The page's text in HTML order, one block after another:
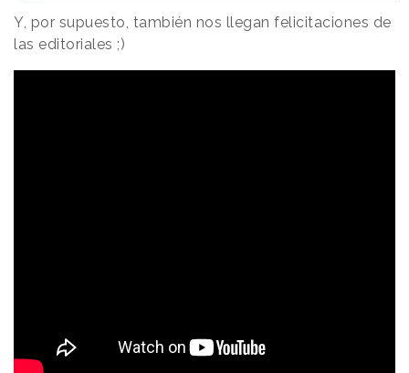
Y, por supuesto, también nos llegan felicitaciones de
las editoriales ;)